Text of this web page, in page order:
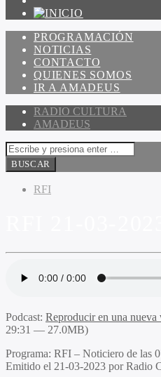
PROGRAMACIÓN
NOTICIAS
CONTACTO
QUIENES SOMOS
IR A AMADEUS
RADIO CULTURA
AMADEUS
RFI
Podcast: Reproducir en una nueva
29:31 — 27.0MB)
Programa: RFI – Noticiero de las
Emitido el 21-03-2023 por Radio